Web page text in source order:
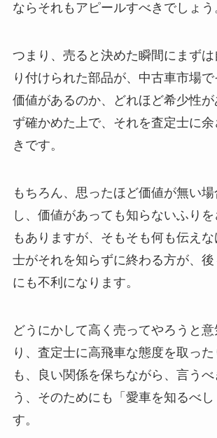
ならそれもアピールすべきでしょう
つまり、売ると決めた瞬間にまず
り付けられた部品が、中古車市場
価値があるのか、どれほど希少性が
ず確かめた上で、それを査定士に
きです。
もちろん、思ったほど価値が無い
し、価値があっても知らないふり
もありますが、そもそも何も伝え
士がそれを知らずに終わる方が、
にも不利になります。
どうにかして高く売ってやろうと意
り、査定士に高飛車な態度を取った
も、良い関係を保ちながら、言う
う、そのためにも「愛車を知るべ
す。